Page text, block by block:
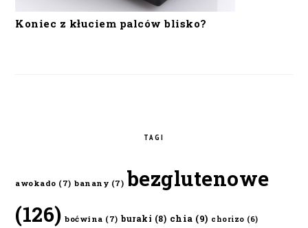
Koniec z kłuciem palców blisko?
TAGI
awokado (7) banany (7) bezglutenowe
(126) boćwina (7) buraki (8) chia (9) chorizo (6)